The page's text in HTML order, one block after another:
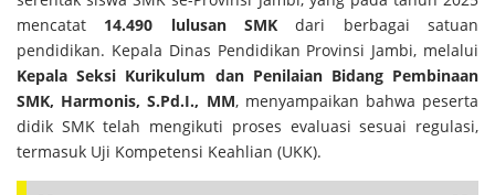
mencatat 14.490 lulusan SMK dari berbagai satuan
pendidikan. Kepala Dinas Pendidikan Provinsi Jambi, melalui
Kepala Seksi Kurikulum dan Penilaian Bidang Pembinaan
SMK, Harmonis, S.Pd.I., MM, menyampaikan bahwa peserta
didik SMK telah mengikuti proses evaluasi sesuai regulasi,
termasuk Uji Kompetensi Keahlian (UKK).